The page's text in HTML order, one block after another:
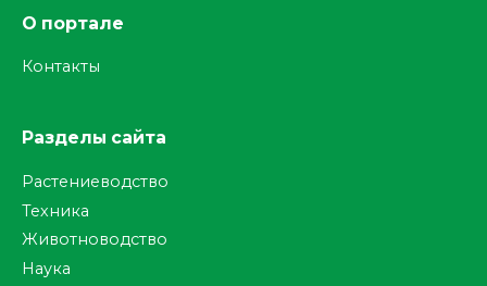
О портале
Контакты
Разделы сайта
Растениеводство
Техника
Животноводство
Наука